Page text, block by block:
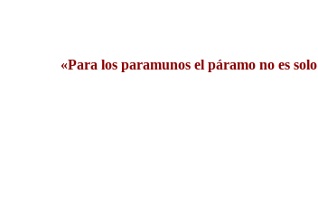
«Para los paramunos el páramo no es